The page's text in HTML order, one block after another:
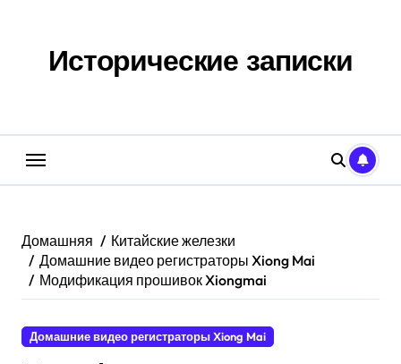
содержаниюИсторические записки
Домашняя
Китайские железки
Домашние видео регистраторы Xiong Mai
Модификация прошивок Xiongmai
Домашние видео регистраторы Xiong Mai